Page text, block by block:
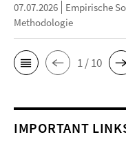
07.07.2026
Empirische
Methodologie
1 / 10
IMPORTANT